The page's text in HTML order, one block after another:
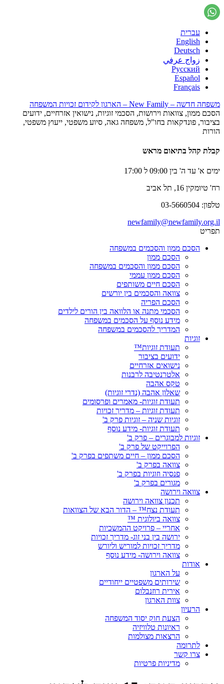
עברית
English
Deutsch
زواج عرفي
Русский
Español
Français
משפחה חדשה – New Family – הארגון לקידום זכויות המשפחה
הסכם ממון, צוואות וירושות, הסכמי זוגיות, נישואין אזרחיים, ידועים
בציבור, פונדקאות בחו"ל, משפחה גאה, סיוע משפטי, ייעוץ משפטי,
הורות
קבלת קהל בתיאום מראש
ימים א' עד ה' בין 09:00 ל 17:00
רח' טיומקין 16, תל אביב
טלפון: 03-5660504
newfamily@newfamily.org.il
תפריט
הסכם ממון והסכמים במשפחה
הסכם ממון
הסכם ממון והסכמים במשפחה
הסכם ממון עממי
הסכם חיים משותפים
צוואה והסכמים בין יורשים
הסכם הפריה
הסכמי מתנה או הלוואה בין הורים לילדים
מידע נוסף על הסכמים במשפחה
המדריך להסכמים במשפחה
זוגיות
תעודת זוגיות™
ידועים בציבור
נישואים אזרחיים
אלטרנטיבה לרבנות
טקס אהבה
שאלון אהבה (נדרי זוגיות)
תעודת זוגיות- מאמרים ופרסומים
תעודת זוגיות – מדריך זכויות
זוגיות שניה – זוגיות פרק ב'
תעודת זוגיות- מידע נוסף
זוגיות למבוגרים – פרק ב'
הפרוייקט של פרק ב'
הסכם ממון – חיים משתפים בפרק ב'
צוואה בפרק ב'
פנסיה וזוגיות בפרק ב'
מגורים בפרק ב'
צוואה וירושה
תכנון צוואה וירושה
תעודת נצח™ – הדור הבא של הצוואות
צוואה ביולוגית ™
אחריי – פרויקט ההמשכיות
ירושה בין בני זוג- מדריך זכויות
מדריך זכויות למוריש וליורש
צוואה וירושה- מידע נוסף
אודות
על הארגון
שירותים משפטיים ייחודיים
אירית רוזנבלום
צוות הארגון
הרעיון
הצעת חוק יסוד המשפחה
ראיונות טלוויזיה
הרצאות מצולמות
לתרומה
צרו קשר
מדיניות פרטיות